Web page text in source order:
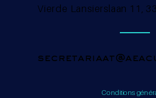
Vierde Lansierslaan 11,
Conditions